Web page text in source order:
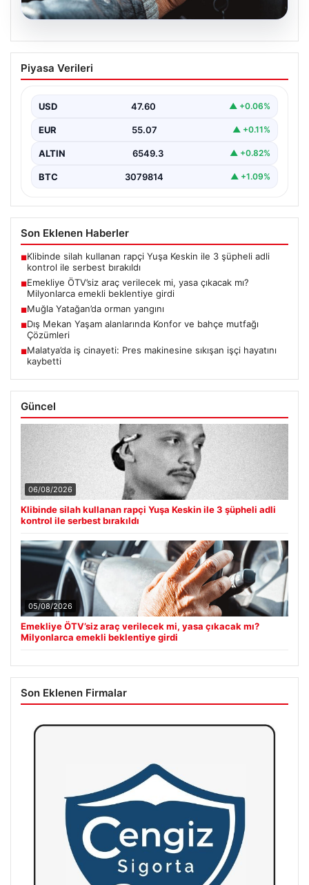
Emekliye ÖTV’siz araç verilecek mi,
yasa çıkacak mı? Milyonlarca emekli
Piyasa Verileri
USD 47.60 ▲ +0.06%
EUR 55.07 ▲ +0.11%
ALTIN 6549.3 ▲ +0.82%
BTC 3079814 ▲ +1.09%
Son Eklenen Haberler
■Klibinde silah kullanan rapçi Yuşa Keskin ile 3 şüpheli adli
kontrol ile serbest bırakıldı
■Emekliye ÖTV’siz araç verilecek mi, yasa çıkacak mı?
Milyonlarca emekli beklentiye girdi
■Muğla Yatağan’da orman yangını
■Dış Mekan Yaşam alanlarında Konfor ve bahçe mutfağı
Çözümleri
■Malatya’da iş cinayeti: Pres makinesine sıkışan işçi hayatını
kaybetti
Güncel
06/08/2026
Klibinde silah kullanan rapçi Yuşa Keskin ile 3 şüpheli adli
kontrol ile serbest bırakıldı
05/08/2026
Emekliye ÖTV’siz araç verilecek mi, yasa çıkacak mı?
Milyonlarca emekli beklentiye girdi
Son Eklenen Firmalar